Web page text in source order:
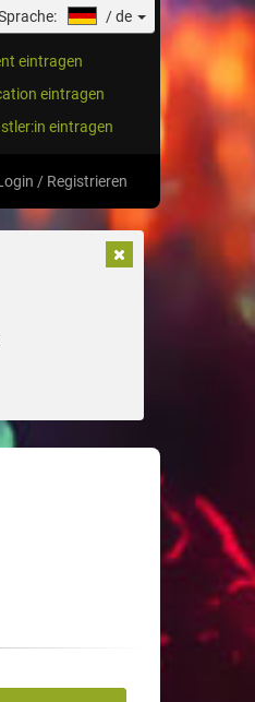
/de
eintragen
eintragen
eintragen
/ Registrieren